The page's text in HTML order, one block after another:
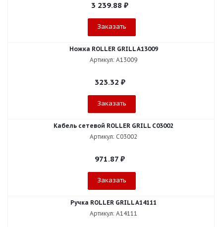
3 239.88 ₽
Заказать
Ножка ROLLER GRILL A13009
Артикул: A13009
323.32 ₽
Заказать
Кабель сетевой ROLLER GRILL C03002
Артикул: C03002
971.87 ₽
Заказать
Ручка ROLLER GRILL A14111
Артикул: A14111